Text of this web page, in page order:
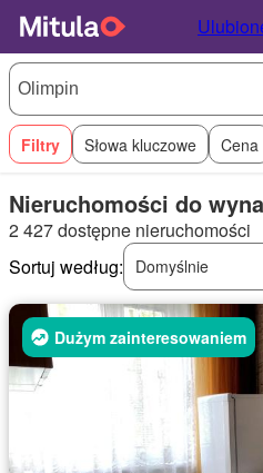
Filtry Słowa kluczowe Cena
Nieruchomości do
2 427 dostępne nieruchomości
Sortuj według:
Domyślnie
Dużym zainteresowaniem